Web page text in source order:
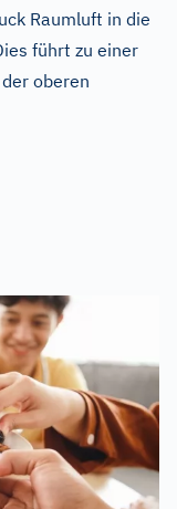
Raumluft in die
führt zu einer
oberen